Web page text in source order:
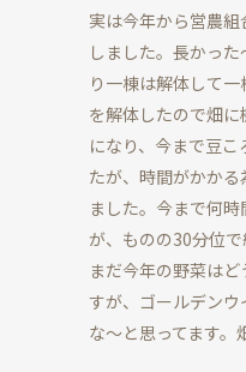
実は今年から営農
しました。長かっ
り一棟は解体して
を解体したので畑に
になり、今まで豆
たが、時間がかか
ました。今まで何
が、ものの30分位
まだ今年の野菜は
すが、ゴールデン
な～と思ってます。